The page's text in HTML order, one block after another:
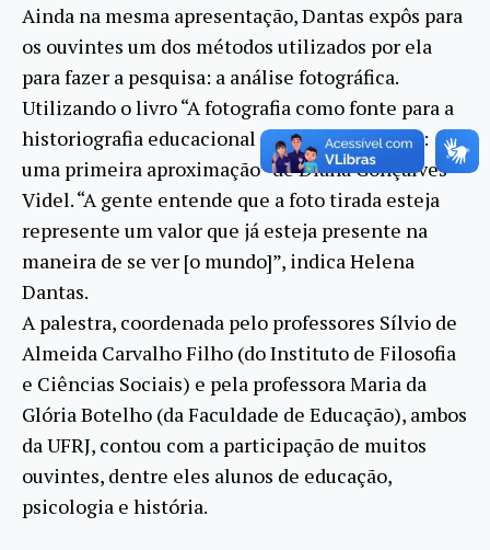
Ainda na mesma apresentação, Dantas expôs para
os ouvintes um dos métodos utilizados por ela
para fazer a pesquisa: a análise fotográfica.
Utilizando o livro “A fotografia como fonte para a
historiografia educacional sobre o século XIX:
uma primeira aproximação” de Diana Gonçalves
Videl. “A gente entende que a foto tirada esteja
represente um valor que já esteja presente na
maneira de se ver [o mundo]”, indica Helena
Dantas.
A palestra, coordenada pelo professores Sílvio de
Almeida Carvalho Filho (do Instituto de Filosofia
e Ciências Sociais) e pela professora Maria da
Glória Botelho (da Faculdade de Educação), ambos
da UFRJ, contou com a participação de muitos
ouvintes, dentre eles alunos de educação,
psicologia e história.